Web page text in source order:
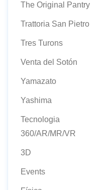
The Original Pantry
Trattoria San Pietro
Tres Turons
Venta del Sotón
Yamazato
Yashima
Tecnologia
360/AR/MR/VR
3D
Events